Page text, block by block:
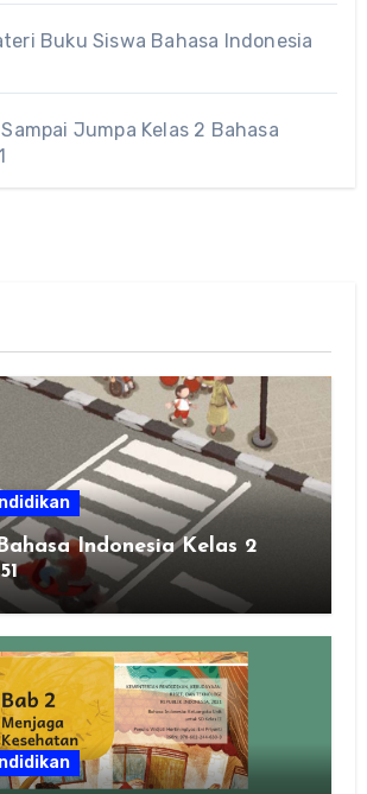
Buku Siswa Bahasa Indonesia
Jumpa Kelas 2 Bahasa
Indonesia Kelas 2